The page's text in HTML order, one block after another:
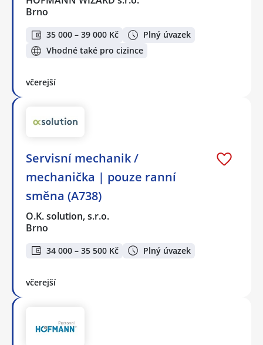
Brno
35 000 – 39 000 Kč
Plný úvazek
Vhodné také pro cizince
včerejší
Servisní mechanik /
mechanička | pouze ranní
směna (A738)
O.K. solution, s.r.o.
Brno
34 000 – 35 500 Kč Plný úvazek
včerejší